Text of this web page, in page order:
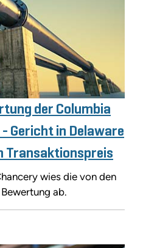
der Columbia
- Gericht in Delaware
Transaktionspreis
wies die von den
ab.